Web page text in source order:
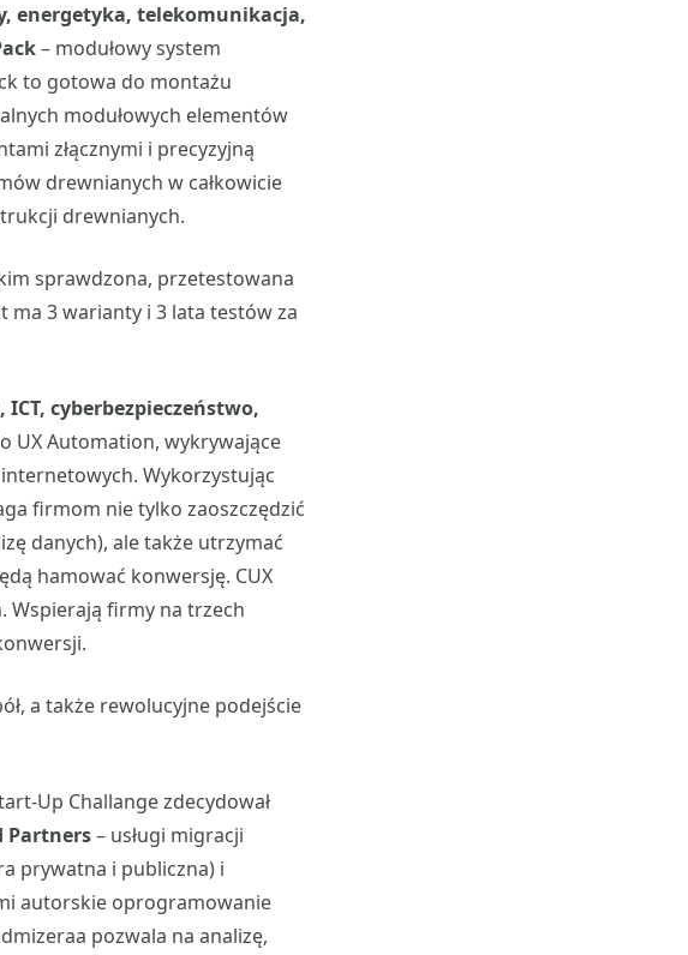
energetyka, telekomunikacja,
– modułowy system
to gotowa do montażu
modułowych elementów
złącznymi i precyzyjną
drewnianych w całkowicie
drewnianych.
sprawdzona, przetestowana
3 warianty i 3 lata testów za
ICT, cyberbezpieczeństwo,
UX Automation, wykrywające
Wykorzystując
firmom nie tylko zaoszczędzić
danych), ale także utrzymać
hamować konwersję. CUX
Wspierają firmy na trzech
a także rewolucyjne podejście
Up Challange zdecydował
Partners– usługi migracji
prywatna i publiczna) i
autorskie oprogramowanie
pozwala na analizę,